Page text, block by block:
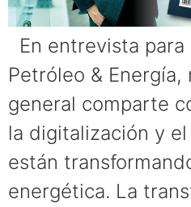
En entrevista para
Petróleo &
general comparte
la digitalización y
están
energética. La